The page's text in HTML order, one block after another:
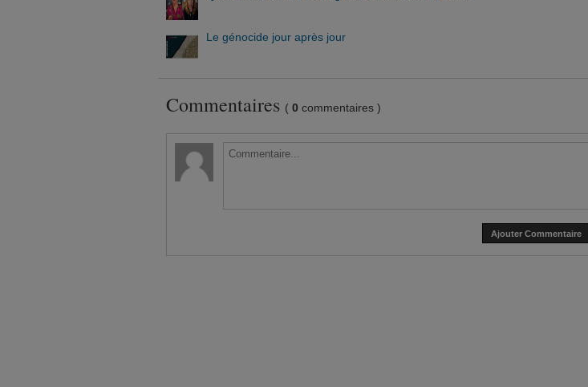
Le génocide jour après jour
Commentaires ( 0 commentaires )
Ajouter Commentaire